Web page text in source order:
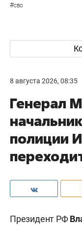
#сво
8 августа 2026, 08:35
Генерал
полиции
Президент РФ